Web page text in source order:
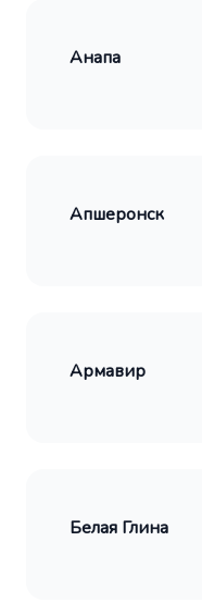
Анапа
Апшеронск
Армавир
Белая Глина